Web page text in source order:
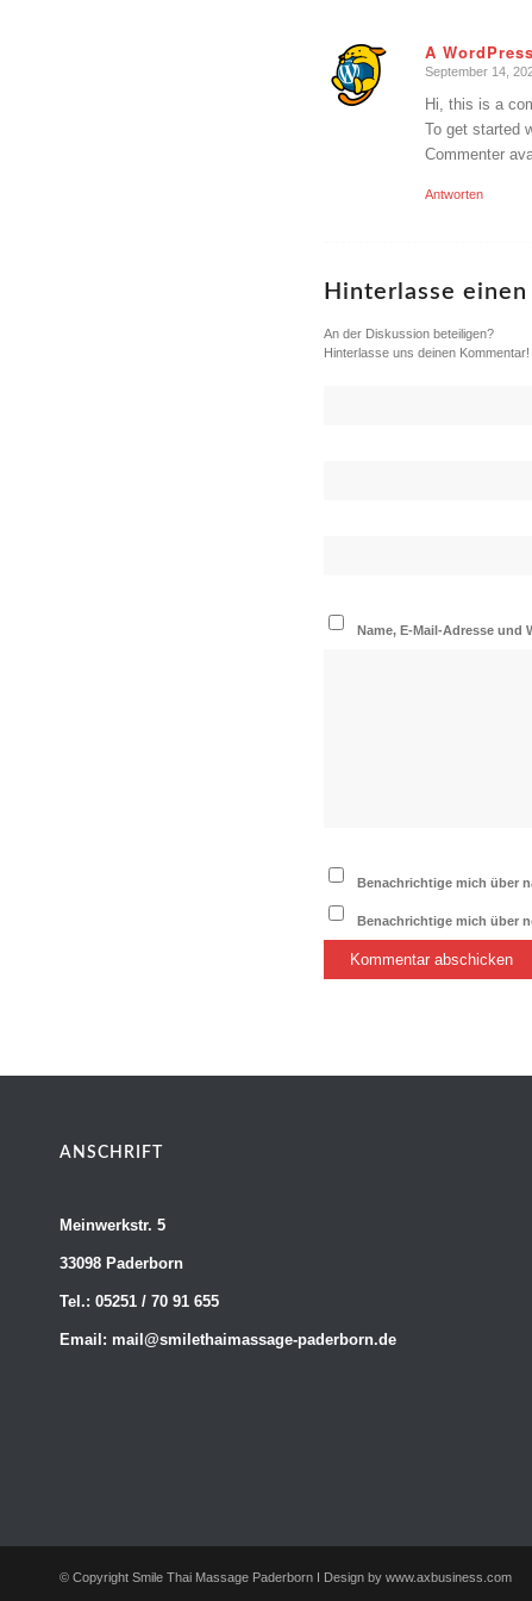
A
sagte:
September 14,
Hi, this is a
To get started
Commenter
Antworten
Hinterlasse
An der Diskussion beteiligen?
Hinterlasse uns deinen Kommentar!
Name, E-Mail-Adresse und
Benachrichtige mich über
Benachrichtige mich über
ANSCHRIFT
Meinwerkstr. 5
33098 Paderborn
Tel.: 05251 / 70 91 655
Email: mail@smilethaimassage-paderborn.de
© Copyright Smile Thai Massage Paderborn I Design by www.axbusiness.com